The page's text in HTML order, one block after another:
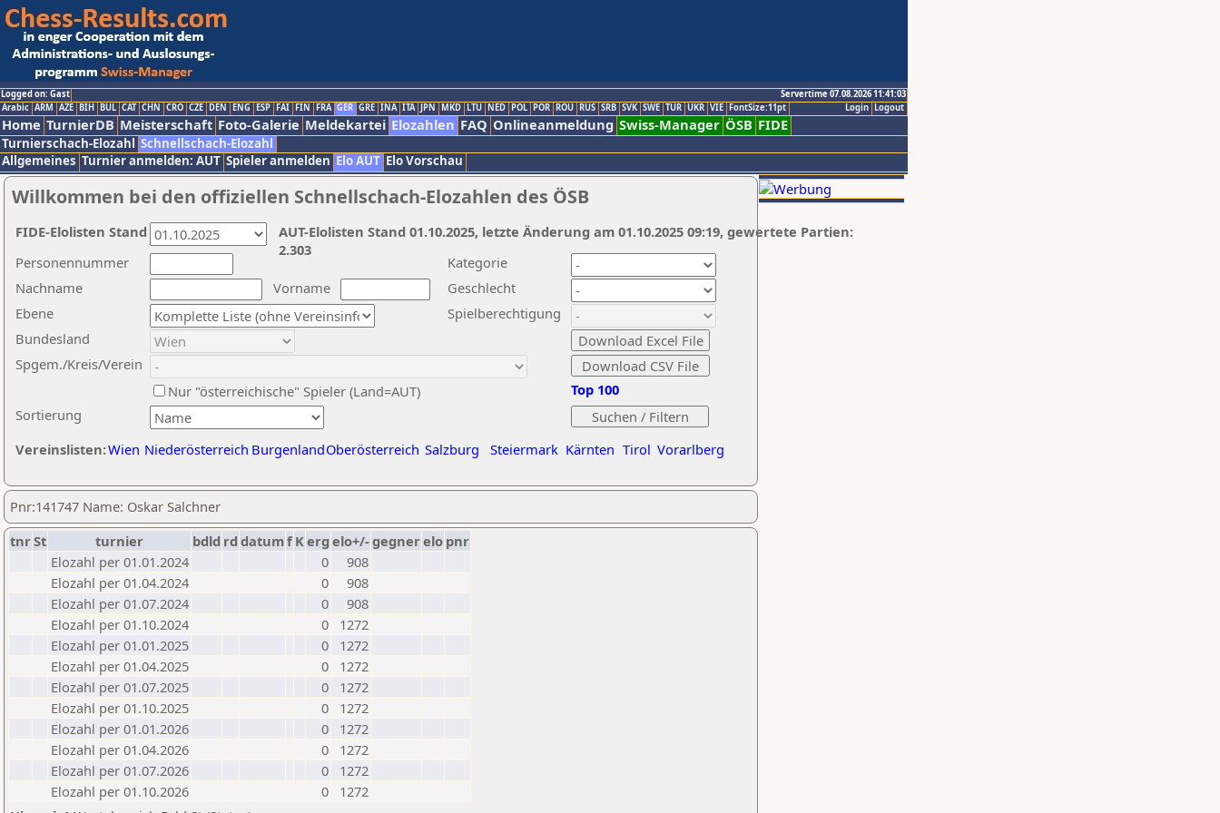
Logged on: Gast
Servertime 07.08.2026 11:41:03
Logout
Login
Arabic ARM AZE BIH BUL CAT CHN CRO CZE DEN ENG ESP FAI FIN FRA GER GRE INA ITA JPN MKD LTU NED POL POR ROU RUS SRB SVK SWE TUR UKR VIE FontSize:11pt
Home TurnierDB Meisterschaft Foto-Galerie Meldekartei Elozahlen FAQ Onlineanmeldung Swiss-Manager ÖSB FIDE
Turnierschach-Elozahl Schnellschach-Elozahl
Allgemeines Turnier anmelden: AUT Spieler anmelden Elo AUT Elo Vorschau
Willkommen bei den offiziellen Schnellschach-Elozahlen des ÖSB
Nachname
Vorname
Ebene
Kategorie
Sortierung
Personennummer
Bundesland
Spgem./Kreis/Verein
Geschlecht
Nur "österreichische" Spieler (Land=AUT)
Spielberechtigung
Vereinslisten:Wien Niederösterreich BurgenlandOberösterreich Salzburg Steiermark Kärnten Tirol Vorarlberg
Top 100
AUT-Elolisten Stand 01.10.2025, letzte Änderung am 01.10.2025 09:19, gewertete Partien:
2.303
FIDE-Elolisten Stand
Pnr:141747 Name: Oskar Salchner
tnrSt turnier bdld rd datumf Kerg elo+/-gegnerelo pnr
Elozahl per 01.01.2024
0
908
Elozahl per 01.04.2024
0
908
Elozahl per 01.07.2024
0
908
Elozahl per 01.10.2024
0
1272
Elozahl per 01.01.2025
0
1272
Elozahl per 01.04.2025
0
1272
Elozahl per 01.07.2025
0
1272
Elozahl per 01.10.2025
0
1272
Elozahl per 01.01.2026
0
1272
Elozahl per 01.04.2026
0
1272
Elozahl per 01.07.2026
0
1272
Elozahl per 01.10.2026
0
1272